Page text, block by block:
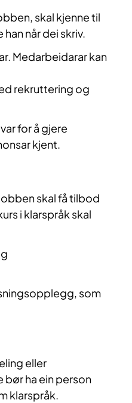
skal kjenne til
han når dei skriv.
Medarbeidarar kan
rekruttering og
for å gjere
kjent.
skal få tilbod
i klarspråk skal
som
eller
ha ein person
klarspråk.